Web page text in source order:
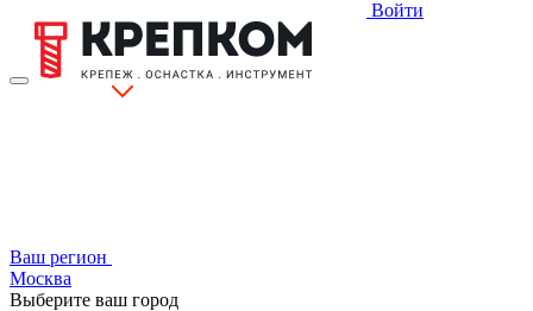
Войти
Ваш регион
Москва
Выберите ваш город